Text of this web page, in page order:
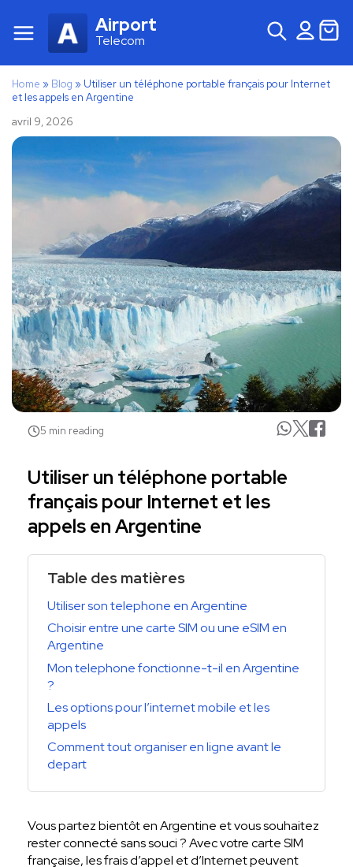
Airport
Telecom
Home » Blog » Utiliser un téléphone portable français pour Internet
et les appels en Argentine
avril 9, 2026
5 min reading
Utiliser un téléphone portable
français pour Internet et les
appels en Argentine
Table des matières
Utiliser son telephone en Argentine
Choisir entre une carte SIM ou une eSIM en
Argentine
Mon telephone fonctionne-t-il en Argentine
?
Les options pour l’internet mobile et les
appels
Comment tout organiser en ligne avant le
depart
Vous partez bientôt en Argentine et vous souhaitez
rester connecté sans souci ? Avec votre carte SIM
française, les frais d’appel et d’Internet peuvent